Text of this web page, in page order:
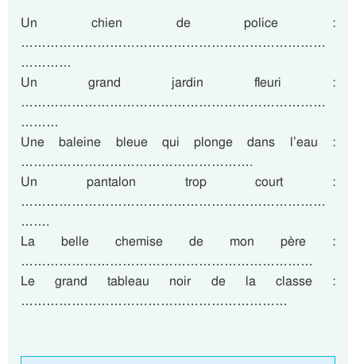
Un chien de police :
………………………………………………………………
…………
Un grand jardin fleuri :
………………………………………………………………
………
Une baleine bleue qui plonge dans l’eau :
……………………………………………….
Un pantalon trop court :
………………………………………………………………
…….
La belle chemise de mon père :
……………………………………………………………
Le grand tableau noir de la classe :
………………………………………………………